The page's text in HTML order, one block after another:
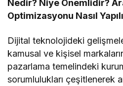
Nedir? Niye Önemlidir?
Optimizasyonu Nasıl
Dijital teknolojideki
kamusal ve kişisel
pazarlama temelindeki
sorumlulukları çeşitlenerek